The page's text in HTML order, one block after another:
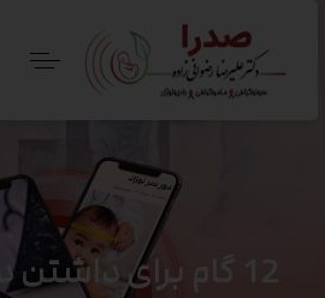
12 گام برای داشتن